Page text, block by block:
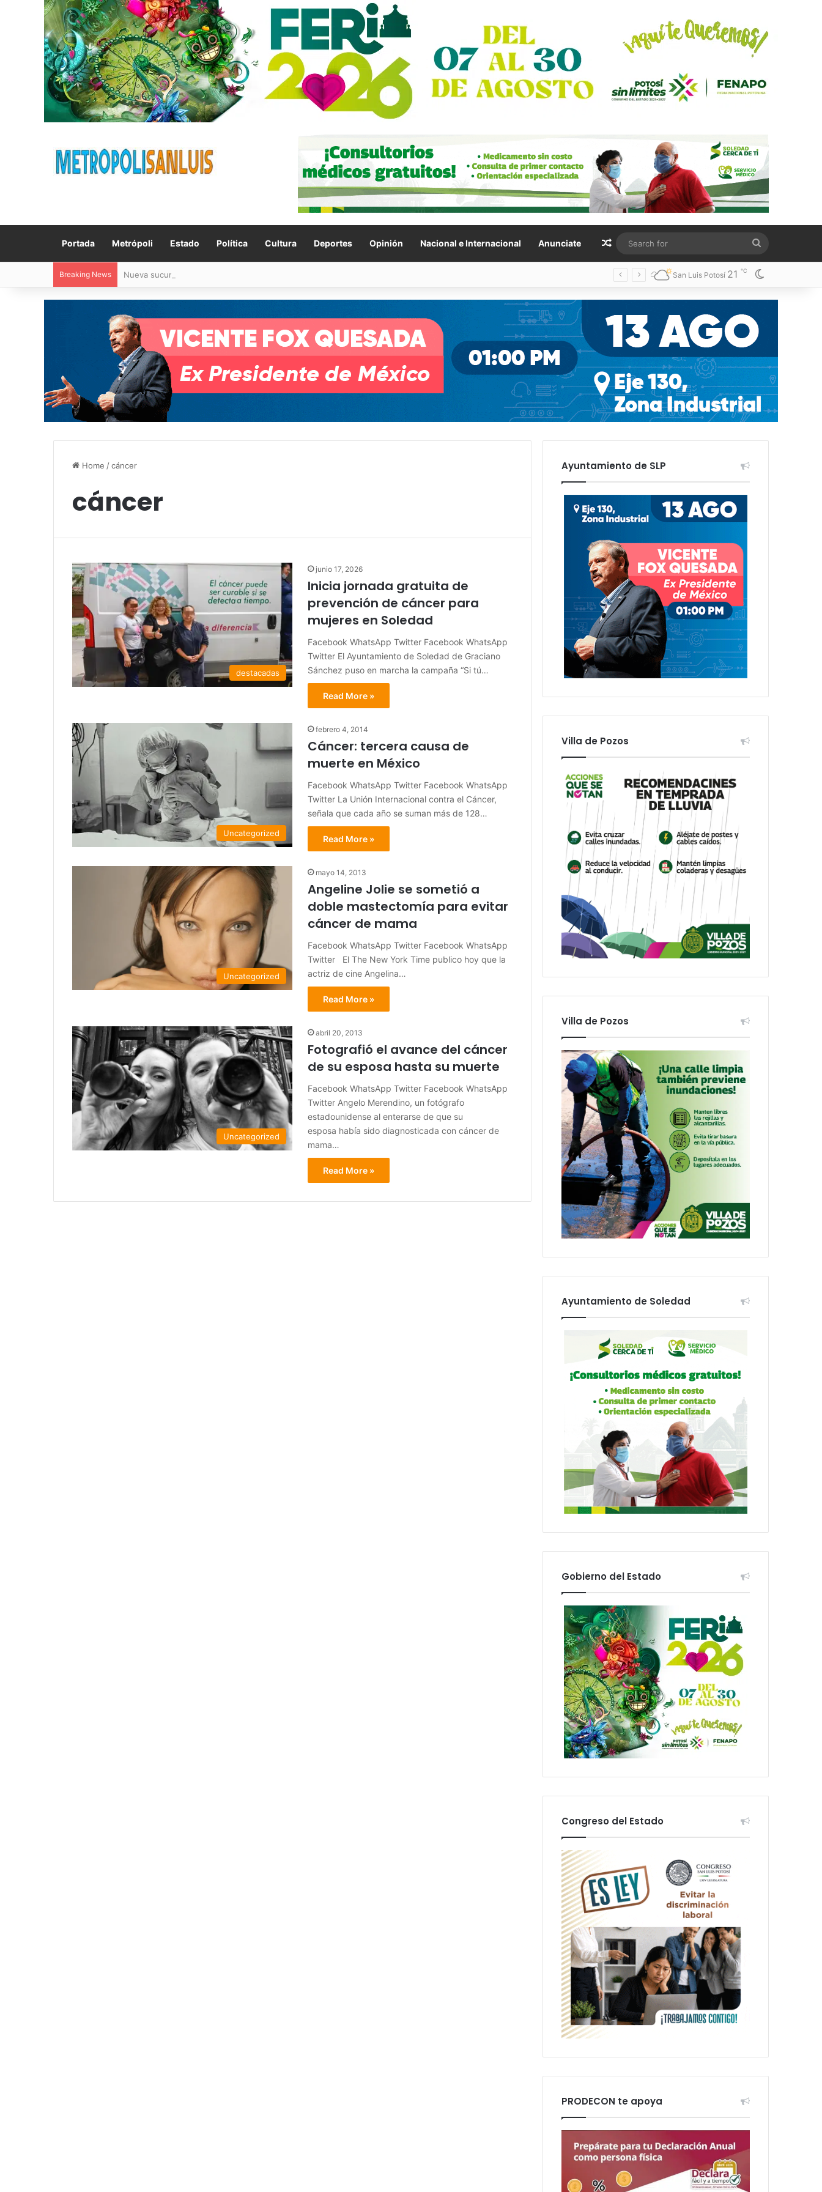
Portada Metrópoli Estado Política Cultura Deportes Opinión Nacional e Internacional Anunciate Random Article
for
Breaking News Nueva sucursal de CarneMart llega a Villa de Pozos con inversión y generación de empleos San Luis Potosí 21 ℃
Home /cáncer
cáncer
destacadas
junio 17, 2026
Inicia jornada gratuita de
prevención de cáncer para
mujeres en Soledad
Facebook WhatsApp Twitter Facebook WhatsApp
Twitter El Ayuntamiento de Soledad de Graciano
Sánchez puso en marcha la campaña “Si tú…
Read More »
Uncategorized
febrero 4, 2014
Cáncer: tercera causa de
muerte en México
Facebook WhatsApp Twitter Facebook WhatsApp
Twitter La Unión Internacional contra el Cáncer,
señala que cada año se suman más de 128…
Read More »
Uncategorized
mayo 14, 2013
Angeline Jolie se sometió a
doble mastectomía para evitar
cáncer de mama
Facebook WhatsApp Twitter Facebook WhatsApp
Twitter El The New York Time publico hoy que la
actriz de cine Angelina…
Read More »
Uncategorized
abril 20, 2013
Fotografió el avance del cáncer
de su esposa hasta su muerte
Facebook WhatsApp Twitter Facebook WhatsApp
Twitter Angelo Merendino, un fotógrafo
estadounidense al enterarse de que su
esposa había sido diagnosticada con cáncer de
mama…
Read More »
Ayuntamiento de SLP
Villa de Pozos
Villa de Pozos
Ayuntamiento de Soledad
Gobierno del Estado
Congreso del Estado
PRODECON te apoya